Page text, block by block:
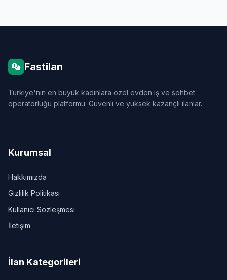
Fastilan
Türkiye'nin en büyük kadınlara özel evden iş ve sohbet
operatörlüğü platformu. Güvenli ve yüksek kazançlı ilanlar.
Kurumsal
Hakkımızda
Gizlilik Politikası
Kullanıcı Sözleşmesi
İletişim
İlan Kategorileri